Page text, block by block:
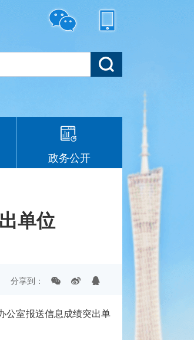
政务公开
单位
分享到 ：
公室报送信息成绩突出单